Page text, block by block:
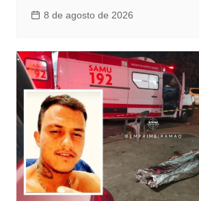
8 de agosto de 2026